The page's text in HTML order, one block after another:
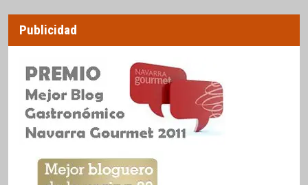
Publicidad